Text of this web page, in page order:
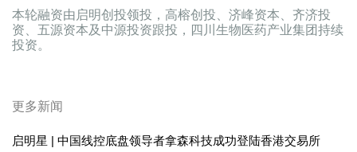
本轮融资由启明创投领投，高榕创投、济峰资本、齐济投
资、五源资本及中源投资跟投，四川生物医药产业集团持续
投资。
更多新闻
启明星 | 中国线控底盘领导者拿森科技成功登陆香港交易所